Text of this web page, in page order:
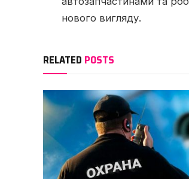
нового вигляду.
RELATED POSTS